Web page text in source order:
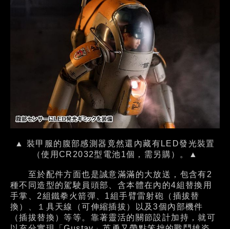
▲ 裝甲服的腹部感測器竟然還內藏有LED發光裝置
（使用CR2032型電池1個，需另購）。▲
至於配件方面也是誠意滿滿的大放送，包含有2
種不同造型的駕駛員頭部、含本體在內的4組替換用
手掌、2組鐵拳火箭彈、1組手臂雷射砲（插拔替
換）、１具天線（可伸縮插拔）以及3個內部機件
（插拔替換）等等。靠著靈活的關節設計加持，就可